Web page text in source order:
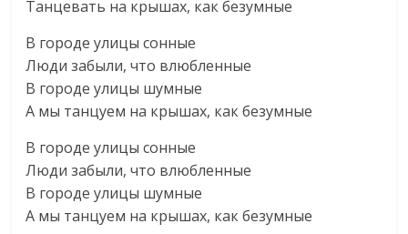
Танцевать на крышах, как безумные
В городе улицы сонные
Люди забыли, что влюбленные
В городе улицы шумные
А мы танцуем на крышах, как безумные
В городе улицы сонные
Люди забыли, что влюбленные
В городе улицы шумные
А мы танцуем на крышах, как безумные